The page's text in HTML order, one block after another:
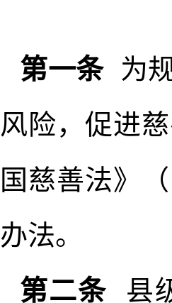
第一条为规
风险，促进
国慈善法》
办法。
第二条 县